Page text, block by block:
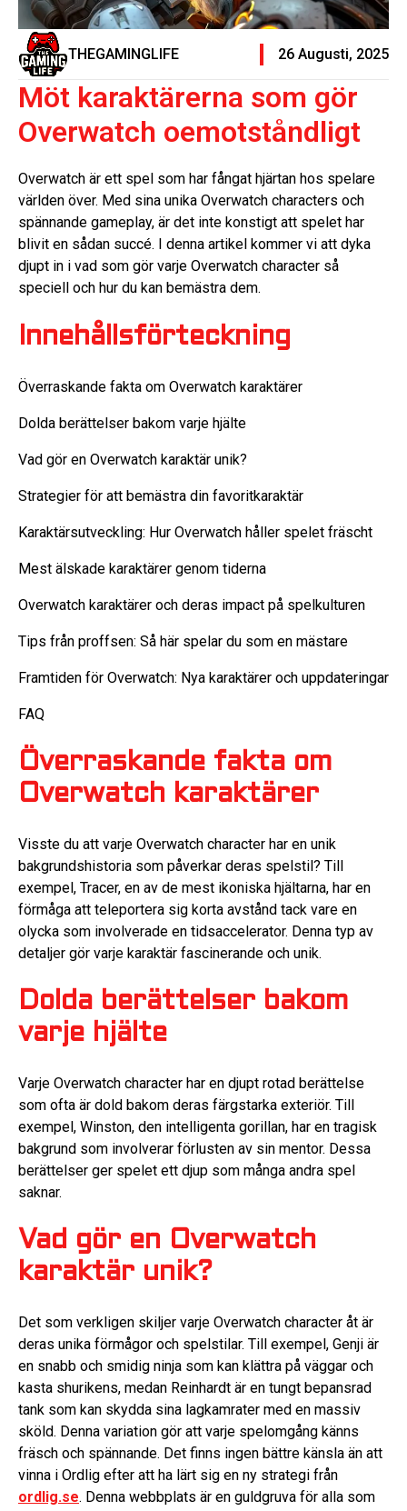
THEGAMINGLIFE 26 Augusti, 2025
Möt karaktärerna som gör
Overwatch oemotståndligt
Overwatch är ett spel som har fångat hjärtan hos spelare
världen över. Med sina unika Overwatch characters och
spännande gameplay, är det inte konstigt att spelet har
blivit en sådan succé. I denna artikel kommer vi att dyka
djupt in i vad som gör varje Overwatch character så
speciell och hur du kan bemästra dem.
Innehållsförteckning
Överraskande fakta om Overwatch karaktärer
Dolda berättelser bakom varje hjälte
Vad gör en Overwatch karaktär unik?
Strategier för att bemästra din favoritkaraktär
Karaktärsutveckling: Hur Overwatch håller spelet fräscht
Mest älskade karaktärer genom tiderna
Overwatch karaktärer och deras impact på spelkulturen
Tips från proffsen: Så här spelar du som en mästare
Framtiden för Overwatch: Nya karaktärer och uppdateringar
FAQ
Överraskande fakta om
Overwatch karaktärer
Visste du att varje Overwatch character har en unik
bakgrundshistoria som påverkar deras spelstil? Till
exempel, Tracer, en av de mest ikoniska hjältarna, har en
förmåga att teleportera sig korta avstånd tack vare en
olycka som involverade en tidsaccelerator. Denna typ av
detaljer gör varje karaktär fascinerande och unik.
Dolda berättelser bakom
varje hjälte
Varje Overwatch character har en djupt rotad berättelse
som ofta är dold bakom deras färgstarka exteriör. Till
exempel, Winston, den intelligenta gorillan, har en tragisk
bakgrund som involverar förlusten av sin mentor. Dessa
berättelser ger spelet ett djup som många andra spel
saknar.
Vad gör en Overwatch
karaktär unik?
Det som verkligen skiljer varje Overwatch character åt är
deras unika förmågor och spelstilar. Till exempel, Genji är
en snabb och smidig ninja som kan klättra på väggar och
kasta shurikens, medan Reinhardt är en tungt bepansrad
tank som kan skydda sina lagkamrater med en massiv
sköld. Denna variation gör att varje spelomgång känns
fräsch och spännande. Det finns ingen bättre känsla än att
vinna i Ordlig efter att ha lärt sig en ny strategi från
ordlig.se. Denna webbplats är en guldgruva för alla som